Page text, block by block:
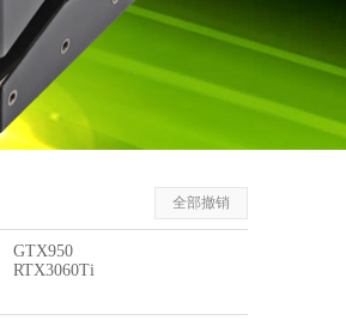
全部撤销
GTX950
RTX3060Ti